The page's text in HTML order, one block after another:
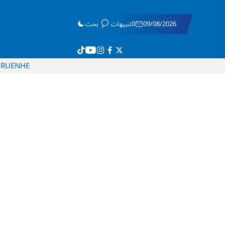
09/08/2026 0تنبيهات بحث
HE
EN
RU